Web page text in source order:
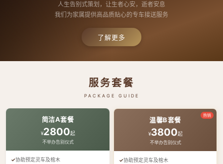
人生告别式策划，让生者心安，逝者安息
我们为家属提供高品质贴心的专车接送服务
了解更多
服务套餐
PACKAGE GUIDE
简洁A套餐
¥2800起
不举办告别仪式
协助预定灵车及棺木
热销
温馨B套餐
¥3800起
不举办告别仪式
协助预定灵车及棺木